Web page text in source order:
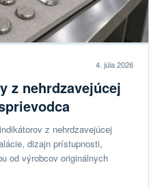
4. júla 2026
z nehrdzavejúcej
z nehrdzavejúcej
dizajn prístupnosti,
od výrobcov originálnych